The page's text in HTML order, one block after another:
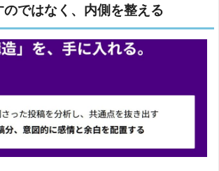
のではなく、内側を整える